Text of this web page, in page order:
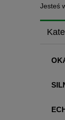
Jesteś